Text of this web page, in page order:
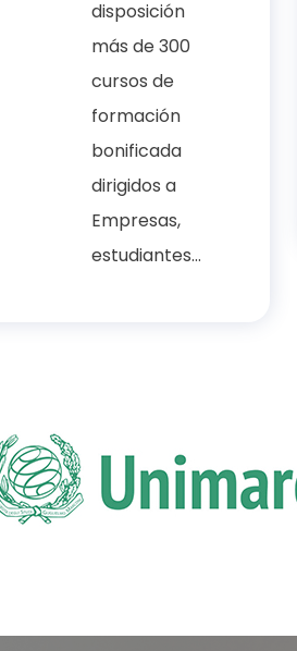
disposición
más de 300
cursos de
formación
bonificada
dirigidos a
Empresas,
estudiantes...